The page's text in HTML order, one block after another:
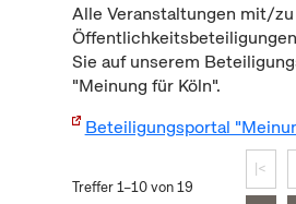
Alle Veranstaltungen mit/zu
Sie auf unserem
"Meinung für Köln".
Beteiligungsportal
Treffer 1–10 von 19
|<